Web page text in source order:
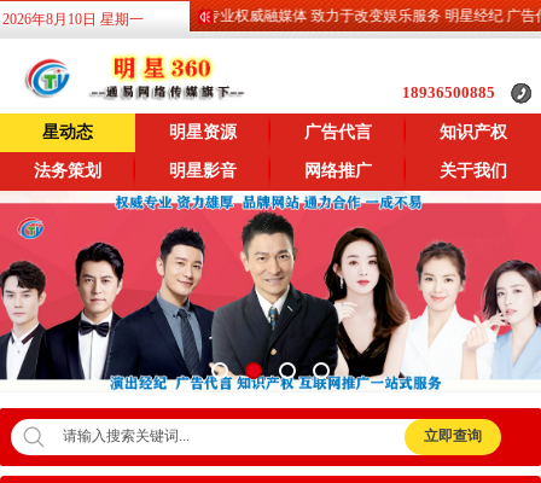
2026年8月10日 星期一明星360 专业权威融媒体 致力于改变娱乐服务 明星经纪 广告代
18936500885
星动态 明星资源 广告代言 知识产权
法务策划 明星影音 网络推广 关于我们